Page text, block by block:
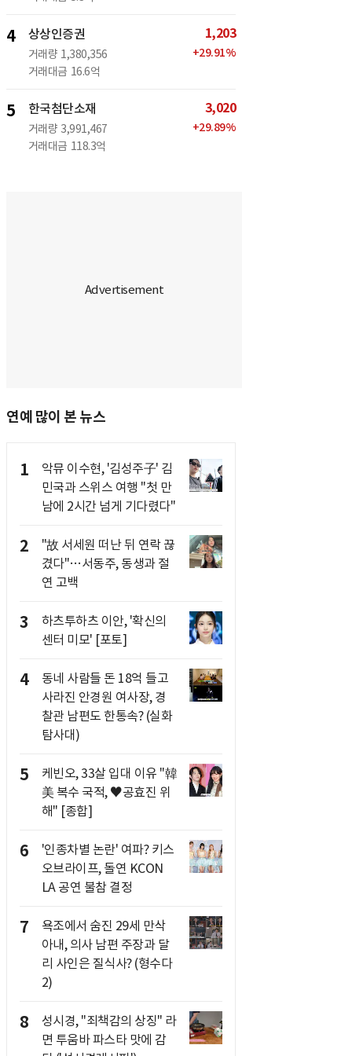
4 상상인증권
거래량 1,380,356
거래대금 16.6억
1,203
+29.91%
5 한국첨단소재
거래량 3,991,467
거래대금 118.3억
3,020
+29.89%
연예 많이 본 뉴스
1
악뮤 이수현, '김성주子' 김
민국과 스위스 여행 "첫 만
남에 2시간 넘게 기다렸다"
2
"故 서세원 떠난 뒤 연락 끊
겼다"…서동주, 동생과 절
연 고백
3
하츠투하츠 이안, '확신의
센터 미모' [포토]
4
동네 사람들 돈 18억 들고
사라진 안경원 여사장, 경
찰관 남편도 한통속? (실화
탐사대)
5
케빈오, 33살 입대 이유 "韓
美 복수 국적, ♥공효진 위
해" [종합]
6
'인종차별 논란' 여파? 키스
오브라이프, 돌연 KCON
LA 공연 불참 결정
7
욕조에서 숨진 29세 만삭
아내, 의사 남편 주장과 달
리 사인은 질식사? (형수다
2)
8
성시경, "죄책감의 상징" 라
면 투움바 파스타 맛에 감